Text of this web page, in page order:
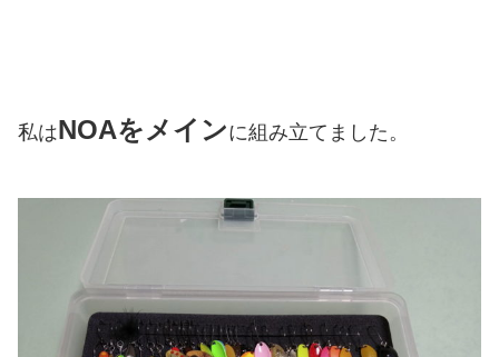
私はNOAをメインに組み立てました。